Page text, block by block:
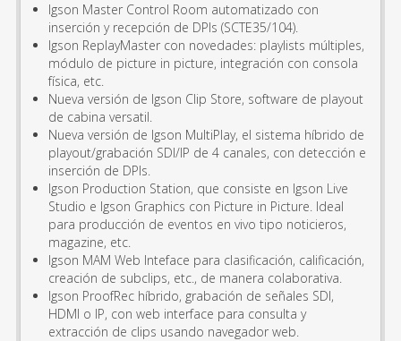
Igson Master Control Room automatizado con
inserción y recepción de DPIs (SCTE35/104).
Igson ReplayMaster con novedades: playlists múltiples,
módulo de picture in picture, integración con consola
física, etc.
Nueva versión de Igson Clip Store, software de playout
de cabina versatil.
Nueva versión de Igson MultiPlay, el sistema híbrido de
playout/grabación SDI/IP de 4 canales, con detección e
inserción de DPIs.
Igson Production Station, que consiste en Igson Live
Studio e Igson Graphics con Picture in Picture. Ideal
para producción de eventos en vivo tipo noticieros,
magazine, etc.
Igson MAM Web Inteface para clasificación, calificación,
creación de subclips, etc., de manera colaborativa.
Igson ProofRec híbrido, grabación de señales SDI,
HDMI o IP, con web interface para consulta y
extracción de clips usando navegador web.